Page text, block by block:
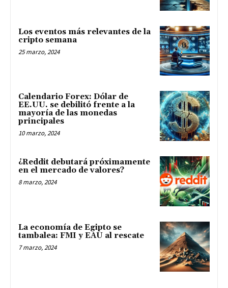
Los eventos más relevantes de la
cripto semana
25 marzo, 2024
Calendario Forex: Dólar de
EE.UU. se debilitó frente a la
mayoría de las monedas
principales
10 marzo, 2024
¿Reddit debutará próximamente
en el mercado de valores?
8 marzo, 2024
La economía de Egipto se
tambalea: FMI y EAU al rescate
7 marzo, 2024